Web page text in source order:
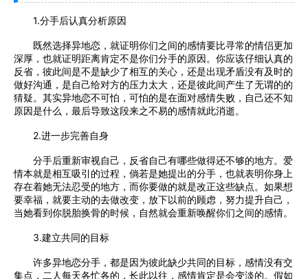
1.分手后认真分析原因
既然选择异地恋，就证明你们之间的感情要比寻常的情侣更加
深厚，也就证明距离肯定不是你们分手的原因。你应该仔细认真的
反省，彼此间是不是缺少了相互的关心，还是出现矛盾没有及时的
做好沟通，是自己给对方的压力太大，还是彼此间产生了无谓的的
猜疑。其实异地恋不可怕，可怕的是在面对感情失败，自己还不知
原因是什么，最后导致这段来之不易的感情就此消逝。
2.进一步完善自身
分手后重新审视自己，反省自己有哪些做得还不够的地方。爱
情本就是相互吸引的过程，倘若是她提出的分手，也就表明你身上
存在着她无法忍受的地方，而你要做的就是改正这些缺点。如果想
要幸福，就要主动的去做改变，放下以前的顾虑，努力提升自己，
当她看到你脱胎换骨的时候，自然就会重新唤醒你们之间的感情。
3.建立共同的目标
许多异地恋分手，都是因为彼此缺少共同的目标，感情没有交
集点，二人每天各忙各的，长此以往，感情肯定是会变淡的。假如